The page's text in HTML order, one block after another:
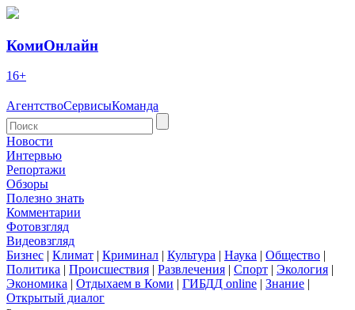
КомиОнлайн
16+
АгентствоСервисыКоманда
Новости
Интервью
Репортажи
Обзоры
Полезно знать
Комментарии
Фотовзгляд
Видеовзгляд
Бизнес | Климат | Криминал | Культура | Наука | Общество |
Политика | Происшествия | Развлечения | Спорт | Экология |
Экономика | Отдыхаем в Коми | ГИБДД online | Знание |
Открытый диалог